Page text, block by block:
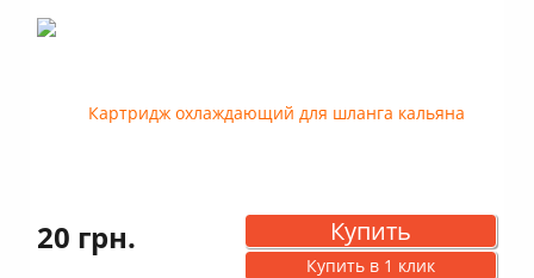
20 грн. Купить
Купить в 1 клик